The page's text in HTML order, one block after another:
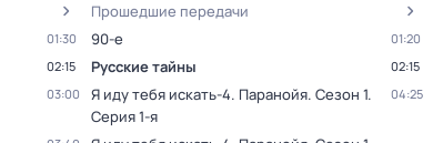
Прошедшие передачи
01:30 90-е
02:15 Русские тайны
03:00 Я иду тебя искать-4. Паранойя. Сезон 1.
Серия 1-я
01:20
02:15
04:25